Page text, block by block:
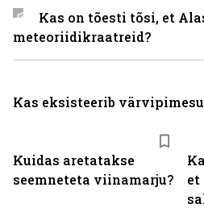
Kuidas aretatakse
seemneteta viinamarju?
et
Kas on tõesti tõsi, et
meteoriidikraatreid?
Kas eksisteerib